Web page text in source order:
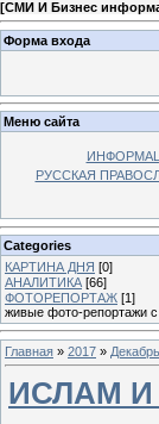
[СМИ И Бизнес
Форма входа
Меню сайта
РУССКАЯ
Categories
КАРТИНА ДНЯ [0]
АНАЛИТИКА [66]
ФОТОРЕПОРТАЖ [1]
живые фото-репортажи
Главная » 2017 » Декабрь
ИСЛАМ И